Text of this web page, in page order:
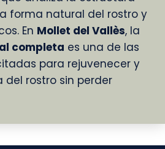
forma natural del rostro y
En Mollet del Vallès, la
completa es una de las
para rejuvenecer y
rostro sin perder